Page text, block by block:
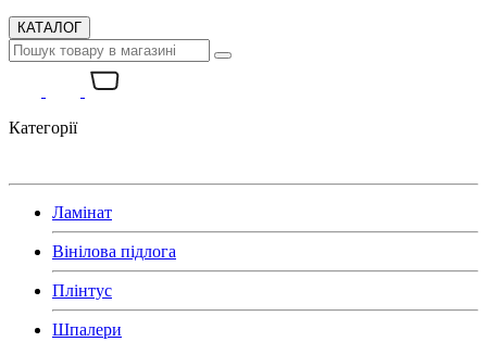
КАТАЛОГ
Категорії
Ламінат
Вінілова підлога
Плінтус
Шпалери